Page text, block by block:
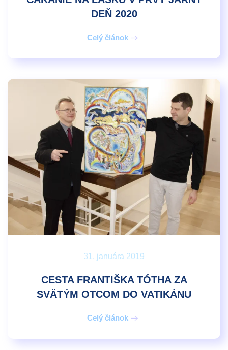
DEŇ 2020
Celý článok
31. januára 2019
CESTA FRANTIŠKA TÓTHA ZA
SVÄTÝM OTCOM DO VATIKÁNU
Celý článok